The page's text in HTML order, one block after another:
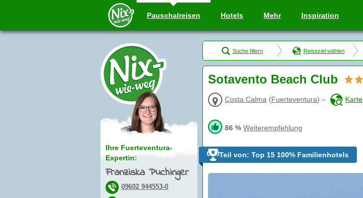
Pauschalreisen Hotels Mehr Inspiration
Ihre Fuerteventura-
Expertin:
Franziska Puchinger
09602 944553-0
Suche filtern Reiseziel wählen
Sotavento Beach Club
Costa Calma (Fuerteventura) – Karte
86 % Weiterempfehlung
Teil von: Top 15 100% Familienhotels